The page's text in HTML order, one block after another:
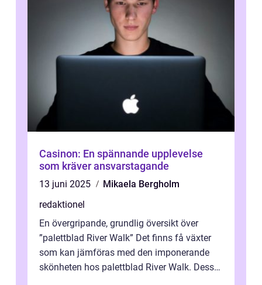
Casinon: En spännande upplevelse
som kräver ansvarstagande
13 juni 2025
Mikaela Bergholm
redaktionel
En övergripande, grundlig översikt över
”palettblad River Walk” Det finns få växter
som kan jämföras med den imponerande
skönheten hos palettblad River Walk. Dess